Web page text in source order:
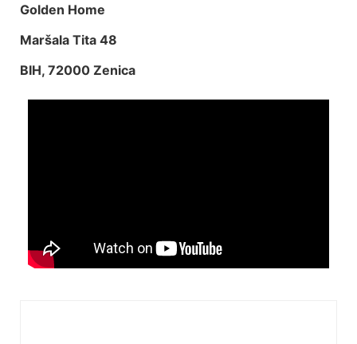
Golden Home
Maršala Tita 48
BIH, 72000 Zenica